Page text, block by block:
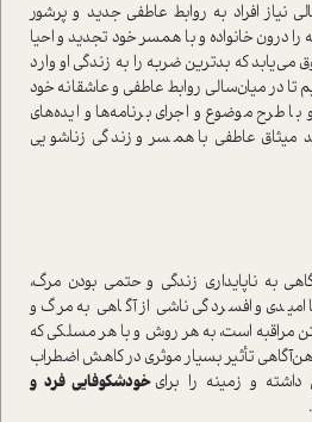
نیاز افراد به روابط عاطفی جدید و پرشور
درون خانواده و با همسر خود تجدید و احیا
می‌یابد که بدترین ضربه را به زندگی او وارد
در میان‌سالی روابط عاطفی و عاشقانه خود
طرح موضوع و اجرای برنامه‌ها و ایده‌های
میثاق عاطفی با همسر و زندگی زناشویی
به ناپایداری زندگی و حتمی بودن مرگ،
و افسردگی ناشی از آگاهی به مرگ و
مراقبه است، به هر روش و با هر مسلکی که
تأثیر بسیار موثری در کاهش اضطراب
و زمینه را برای خودشکوفایی فرد و